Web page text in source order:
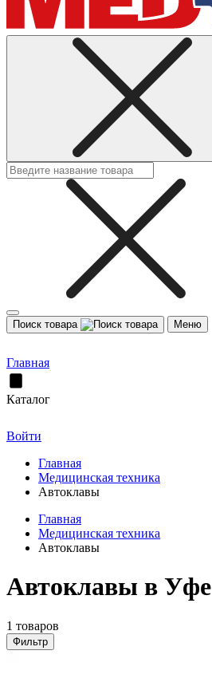
Поиск товара Меню
Главная
Каталог
Войти
Главная
Медицинская техника
Автоклавы
Главная
Медицинская техника
Автоклавы
Автоклавы в Уфе
1 товаров
Фильтр